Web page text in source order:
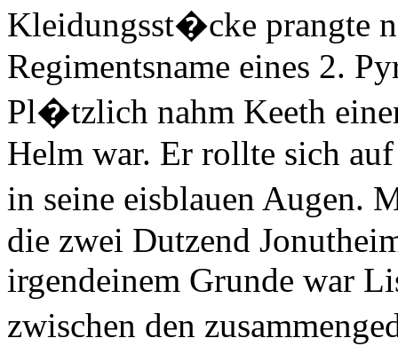
Kleidungsst�cke prangte
Regimentsname eines 2.
Pl�tzlich nahm Keeth
Helm war. Er rollte sich
in seine eisblauen
die zwei Dutzend
irgendeinem Grunde war
zwischen den